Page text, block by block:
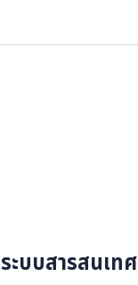
ระบบสารสนเทศ